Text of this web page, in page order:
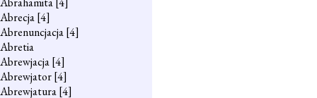
Abrecja[4]
Abrenuncjacja[4]
Abretia
Abrewjacja[4]
Abrewjator[4]
Abrewjatura[4]